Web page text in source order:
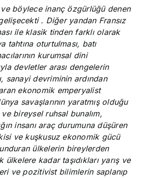
böylece inanç özgürlüğü denen
gelişecekti . Diğer yandan Fransız
ile klasik tinden farklı olarak
tahtına oturtulması, batı
kurumsal dini
devletler arası dengelerin
sanayi devriminin ardından
ekonomik emperyalist
savaşlarının yaratmış olduğu
bireysel ruhsal bunalım,
insanı araç durumuna düşüren
ve kuşkusuz ekonomik gücü
ülkelerin bireylerden
ülkelere kadar taşıdıkları yarış ve
ve pozitivist bilimlerin saplanıp